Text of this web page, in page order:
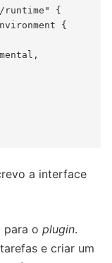
runtime" {
{
a interface
para o plugin.
e criar um